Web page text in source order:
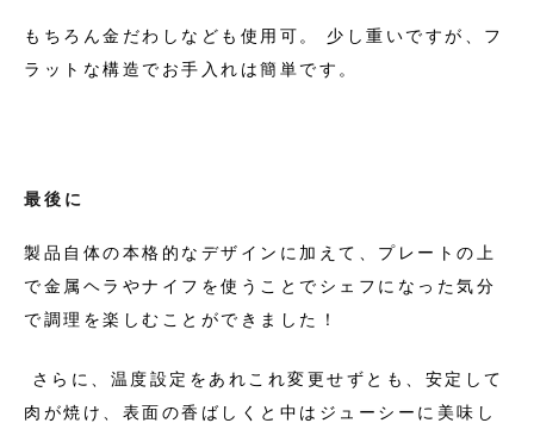
もちろん金だわしなども使用可。 少し重いですが、フ
ラットな構造でお手入れは簡単です。
最後に
製品 自体の本格的なデザインに加えて、プレートの上
で金属ヘラやナイフを使うことでシェフになった気分
で調理を楽しむことができました！
さらに、温度設定をあれこれ変更せずとも、安定して
肉が焼け、表面の香ばしくと中はジューシーに美味し